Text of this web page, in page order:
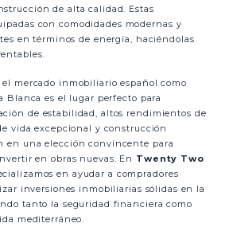
de alta calidad. Estas
con comodidades modernas y
en términos de energía, haciéndolas
el mercado inmobiliario español como
Blanca es el lugar perfecto para
de estabilidad, altos rendimientos de
vida excepcional y construcción
en una elección convincente para
en obras nuevas. En Twenty Two
en ayudar a compradores
inversiones inmobiliarias sólidas en la
tanto la seguridad financiera como
mediterráneo.